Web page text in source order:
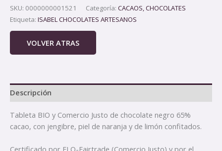
SKU: 0000000001521 Categoría: CACAOS, CHOCOLATES
Etiqueta: ISABEL CHOCOLATES ARTESANOS
VOLVER ATRAS
Descripción
Tableta BIO y Comercio Justo de chocolate negro 65%
cacao, con jengibre, piel de naranja y de limón confitados.